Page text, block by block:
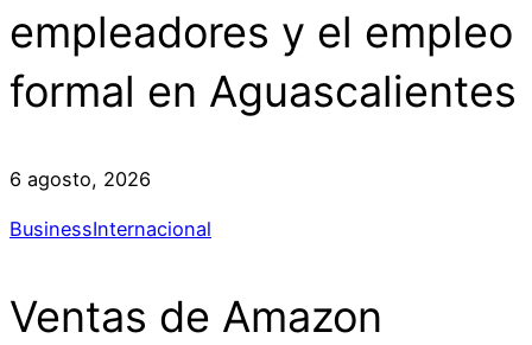
empleadores y el empleo
formal en Aguascalientes
6 agosto, 2026
BusinessInternacional
Ventas de Amazon